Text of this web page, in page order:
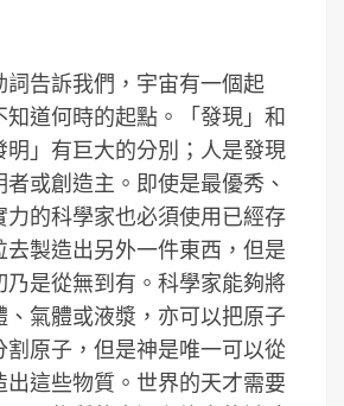
詞告訴我們，宇宙有一個起
知道何時的起點。「發現」和
明」有巨大的分別；人是發現
或創造主。即使是最優秀、
力的科學家也必須使用已經存
製造出另外一件東西，但是
乃是從無到有。科學家能夠將
、氣體或液漿，亦可以把原子
原子，但是神是唯一可以從
出這些物質。世界的天才需要